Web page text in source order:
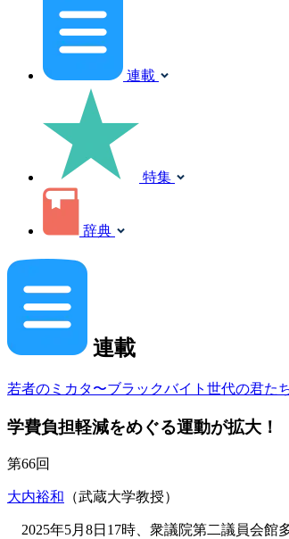
連載
特集
辞典
連載
若者のミカタ〜ブラックバイト世代の君た
学費負担軽減をめぐる運動が拡大
第66回
大内裕和 （武蔵大学教授）
2025年5月8日17時、衆議院第二議員会館